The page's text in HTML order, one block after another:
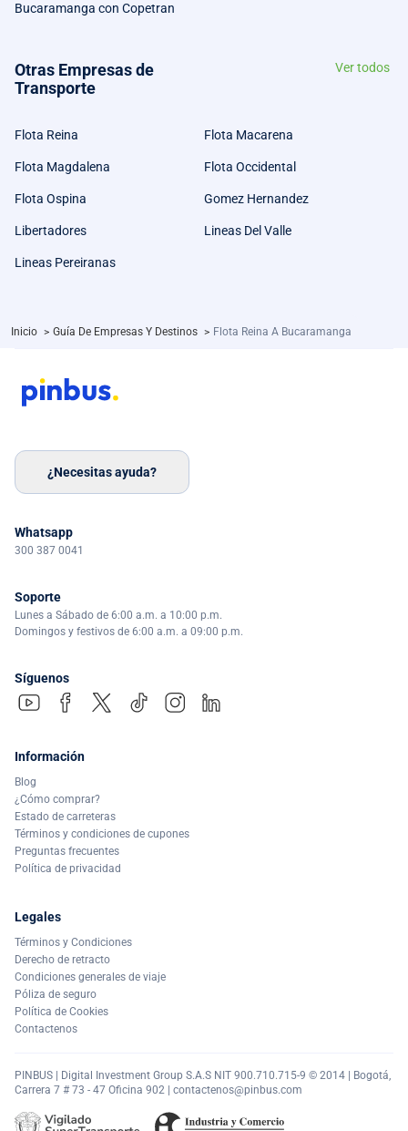
Bucaramanga con Copetran
Otras Empresas de
Transporte
Ver todos
Flota Reina Flota Macarena
Flota Magdalena Flota Occidental
Flota Ospina Gomez Hernandez
Libertadores Lineas Del Valle
Lineas Pereiranas
Inicio > Guía De Empresas Y Destinos > Flota Reina A Bucaramanga
¿Necesitas ayuda?
Whatsapp
300 387 0041
Soporte
Lunes a Sábado de 6:00 a.m. a 10:00 p.m.
Domingos y festivos de 6:00 a.m. a 09:00 p.m.
Síguenos
Información
Blog
¿Cómo comprar?
Estado de carreteras
Términos y condiciones de cupones
Preguntas frecuentes
Política de privacidad
Legales
Términos y Condiciones
Derecho de retracto
Condiciones generales de viaje
Póliza de seguro
Política de Cookies
Contactenos
PINBUS | Digital Investment Group S.A.S NIT 900.710.715-9 © 2014 | Bogotá,
Carrera 7 # 73 - 47 Oficina 902 | contactenos@pinbus.com